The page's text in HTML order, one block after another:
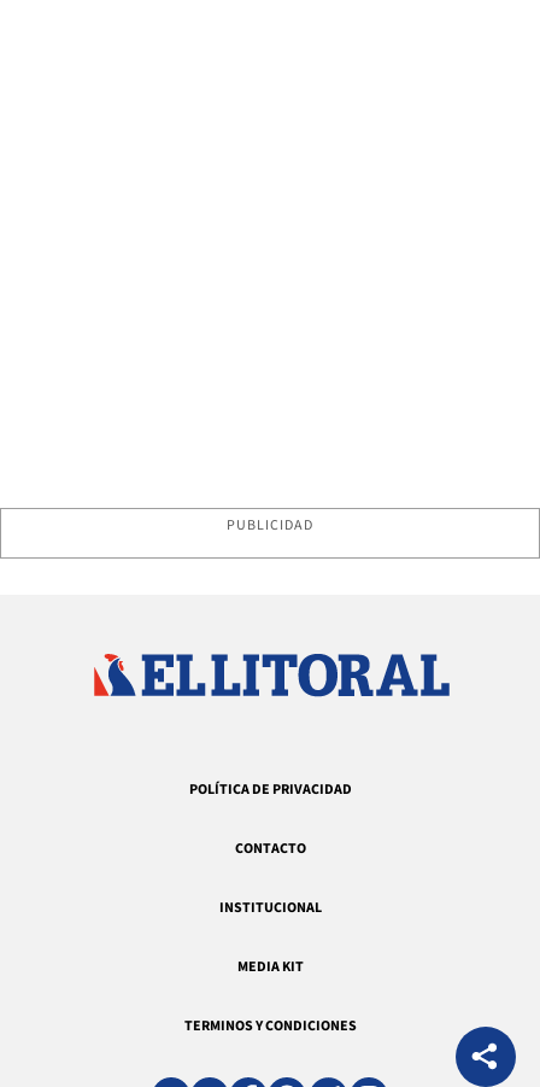
PUBLICIDAD
POLÍTICA DE PRIVACIDAD
CONTACTO
INSTITUCIONAL
MEDIA KIT
TERMINOS Y CONDICIONES